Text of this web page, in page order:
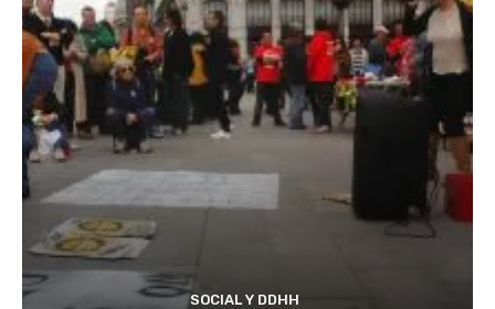
SOCIAL Y DDHH